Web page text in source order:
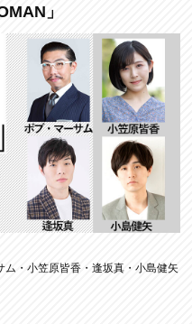
」
ム・小笠原皆香・逢坂真・小島健矢